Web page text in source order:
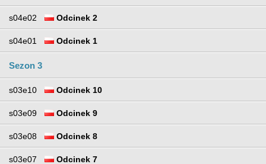
s04e02 Odcinek 2
s04e01 Odcinek 1
Sezon 3
s03e10 Odcinek 10
s03e09 Odcinek 9
s03e08 Odcinek 8
s03e07 Odcinek 7